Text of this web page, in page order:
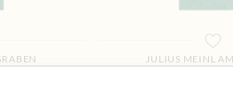
JULIUS MEINL